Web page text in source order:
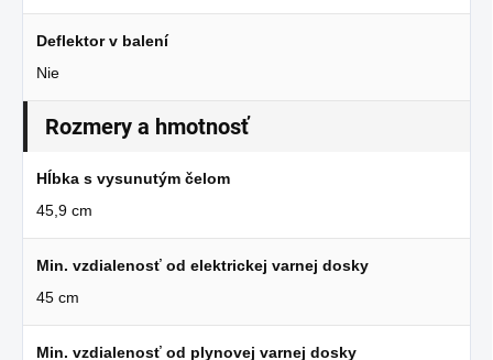
Deflektor v balení
Nie
Rozmery a hmotnosť
Hĺbka s vysunutým čelom
45,9 cm
Min. vzdialenosť od elektrickej varnej dosky
45 cm
Min. vzdialenosť od plynovej varnej dosky